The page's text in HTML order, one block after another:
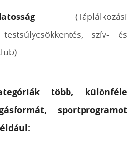
(Táplálkozási
testsúlycsökkentés, szív- és
több, különféle
sportprogramot